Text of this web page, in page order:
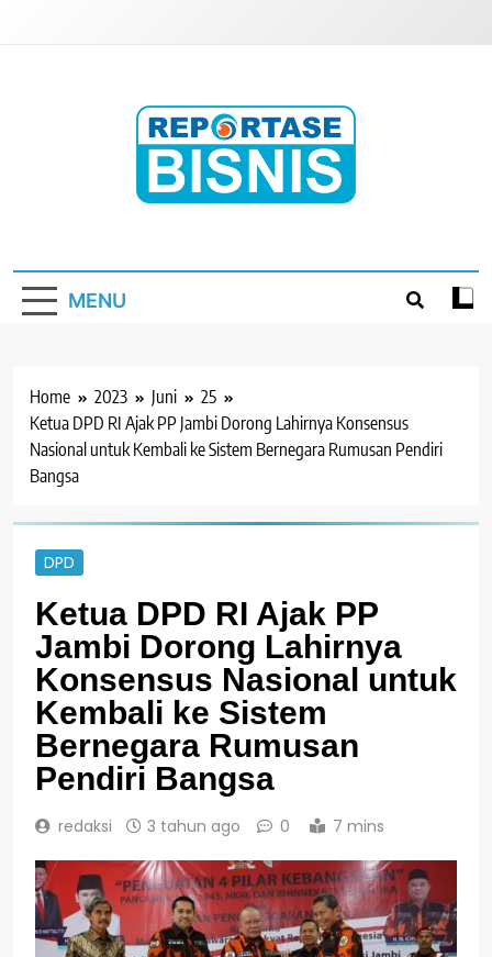
MENU
Home 2023 Juni
25
Ketua DPD RI Ajak PP Jambi Dorong Lahirnya Konsensus
Nasional untuk Kembali ke Sistem Bernegara Rumusan Pendiri
Bangsa
DPD
Ketua DPD RI Ajak PP
Jambi Dorong Lahirnya
Konsensus Nasional untuk
Kembali ke Sistem
Bernegara Rumusan
Pendiri Bangsa
redaksi 3 tahun ago 0 7 mins